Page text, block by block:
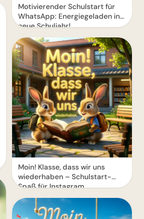
Motivierender Schulstart für
WhatsApp: Energiegeladen ins
neue Schuljahr!
Moin! Klasse, dass wir uns
wiederhaben – Schulstart-
Spaß für Instagram